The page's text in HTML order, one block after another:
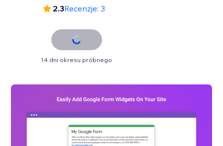
2.3Recenzje: 3
14 dni okresu próbnego